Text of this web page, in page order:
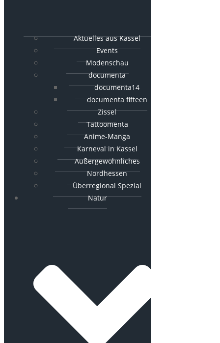
Aktuelles aus Kassel
Events
Modenschau
documenta
documenta14
documenta fifteen
Zissel
Tattoomenta
Anime-Manga
Karneval in Kassel
Außergewöhnliches
Nordhessen
Überregional Spezial
Natur